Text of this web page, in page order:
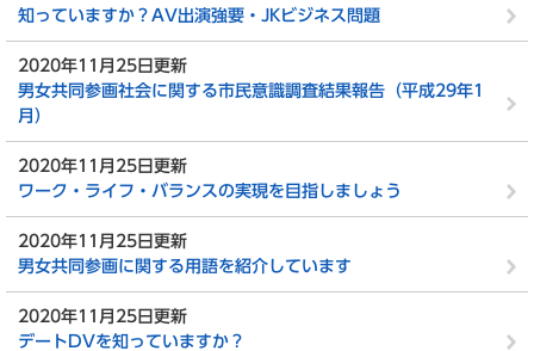
知っていますか？AV出演強要・JKビジネス問題
2020年11月25日更新
男女共同参画社会に関する市民意識調査結果報告（平成29年1
月）
2020年11月25日更新
ワーク・ライフ・バランスの実現を目指しましょう
2020年11月25日更新
男女共同参画に関する用語を紹介しています
2020年11月25日更新
デートDVを知っていますか？